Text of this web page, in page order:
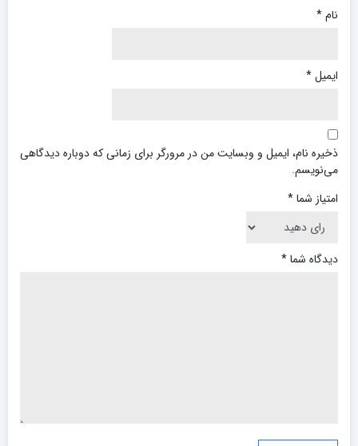
نام*
ایمیل*
ذخیره نام، ایمیل و وبسایت من در مرورگر برای زمانی که دوباره دیدگاهی
می‌نویسم.
امتیاز شما*
دیدگاه شما*